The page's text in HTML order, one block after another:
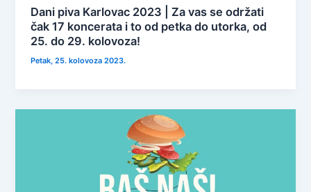
Dani piva Karlovac 2023 | Za vas se održati
čak 17 koncerata i to od petka do utorka, od
25. do 29. kolovoza!
Petak, 25. kolovoza 2023.